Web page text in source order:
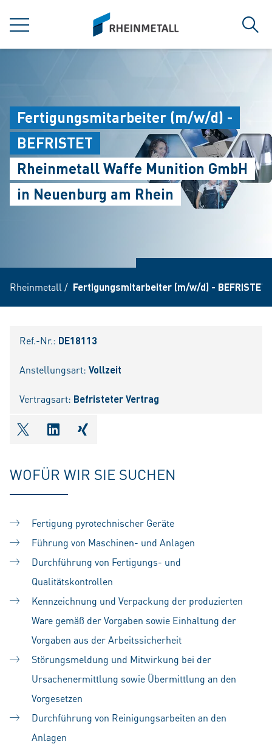
MENÜ
siteLogo
Fertigungsmitarbeiter (m/w/d) -
BEFRISTET
Rheinmetall Waffe Munition GmbH
in Neuenburg am Rhein
Rheinmetall / Fertigungsmitarbeiter (m/w/d) - BEFRISTET
Ref.-Nr.: DE18113
Anstellungsart: Vollzeit
Vertragsart: Befristeter Vertrag
shareOntwitter
shareOnlinkedIn
shareOnxing
WOFÜR WIR SIE SUCHEN
Fertigung pyrotechnischer Geräte
Führung von Maschinen- und Anlagen
Durchführung von Fertigungs- und
Qualitätskontrollen
Kennzeichnung und Verpackung der produzierten
Ware gemäß der Vorgaben sowie Einhaltung der
Vorgaben aus der Arbeitssicherheit
Störungsmeldung und Mitwirkung bei der
Ursachenermittlung sowie Übermittlung an den
Vorgesetzen
Durchführung von Reinigungsarbeiten an den
Anlagen